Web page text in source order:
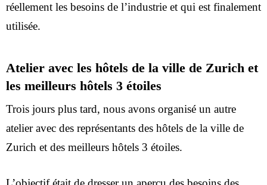
réellement les besoins de l’industrie et qui est finalement
utilisée.
Atelier avec les hôtels de la ville de Zurich et
les meilleurs hôtels 3 étoiles
Trois jours plus tard, nous avons organisé un autre
atelier avec des représentants des hôtels de la ville de
Zurich et des meilleurs hôtels 3 étoiles.